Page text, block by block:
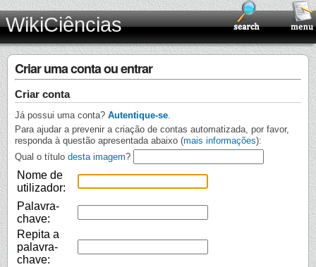
WikiCiências
Criar uma conta ou entrar
Criar conta
Já possui uma conta? Autentique-se
Para ajudar a prevenir a criação de contas automatizada, por favor,
responda à questão apresentada abaixo (mais informações):
Qual o título desta imagem?
Nome de
utilizador:
Palavra-
chave:
Repita a
palavra-
chave: